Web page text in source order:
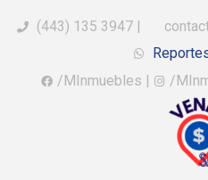
(443) 135 3947 |
/MInmuebles | /